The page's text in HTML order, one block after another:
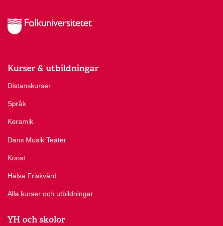
Kurser & utbildningar
Distanskurser
Språk
Keramik
Dans Musik Teater
Konst
Hälsa Friskvård
Alla kurser och utbildningar
YH och skolor